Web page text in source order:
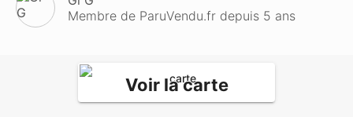
Membre de ParuVendu.fr depuis 5 ans
Voir la carte